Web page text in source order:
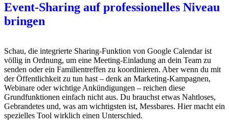
Event-Sharing auf professionelles Niveau
bringen
Schau, die integrierte Sharing-Funktion von Google Calendar ist
völlig in Ordnung, um eine Meeting-Einladung an dein Team zu
senden oder ein Familientreffen zu koordinieren. Aber wenn du mit
der Öffentlichkeit zu tun hast – denk an Marketing-Kampagnen,
Webinare oder wichtige Ankündigungen – reichen diese
Grundfunktionen einfach nicht aus. Du brauchst etwas Nahtloses,
Gebrandetes und, was am wichtigsten ist, Messbares. Hier macht ein
spezielles Tool wirklich einen Unterschied.